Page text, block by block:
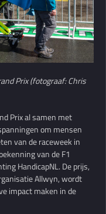
Prix (fotograaf: Chris
Prix al samen met
om mensen
van de raceweek in
van de F1
HandicapNL. De prijs,
Allwyn, wordt
impact maken in de